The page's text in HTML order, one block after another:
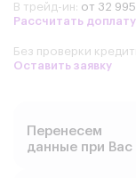
В трейд-ин: от 32
Рассчитать доплату
Без проверки
Оставить заявку
Перенесем
данные при Вас